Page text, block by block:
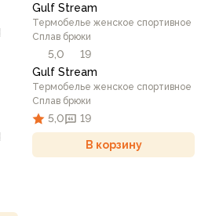
Gulf Stream
Термобелье женское спортивное
Сплав брюки
5,0
19
Gulf Stream
Термобелье женское спортивное
Сплав брюки
5,0 19
В корзину